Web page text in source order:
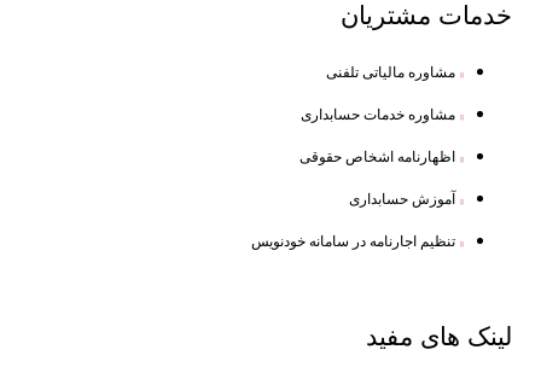
خدمات مشتریان
مشاوره مالیاتی تلفنی
مشاوره خدمات حسابداری
اظهارنامه اشخاص حقوقی
آموزش حسابداری
تنظیم اجارنامه در سامانه خودنویس
لینک های مفید